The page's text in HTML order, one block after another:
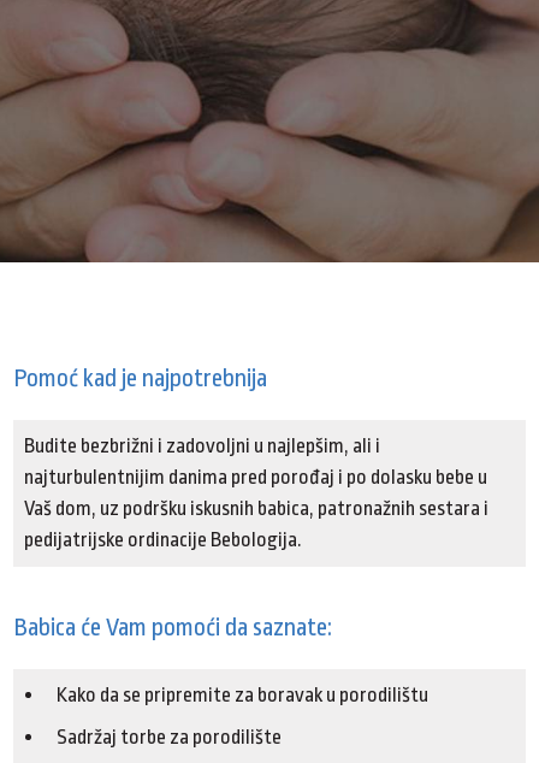
Pomoć kad je najpotrebnija
Budite bezbrižni i zadovoljni u najlepšim, ali i
najturbulentnijim danima pred porođaj i po dolasku bebe u
Vaš dom, uz podršku iskusnih babica, patronažnih sestara i
pedijatrijske ordinacije Bebologija.
Babica će Vam pomoći da saznate:
Kako da se pripremite za boravak u porodilištu
Sadržaj torbe za porodilište